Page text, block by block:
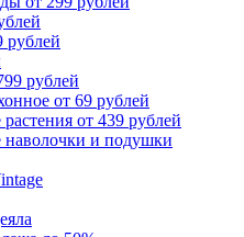
рублей
рублей
от 69 рублей
от 439 рублей
наволочки и подушки